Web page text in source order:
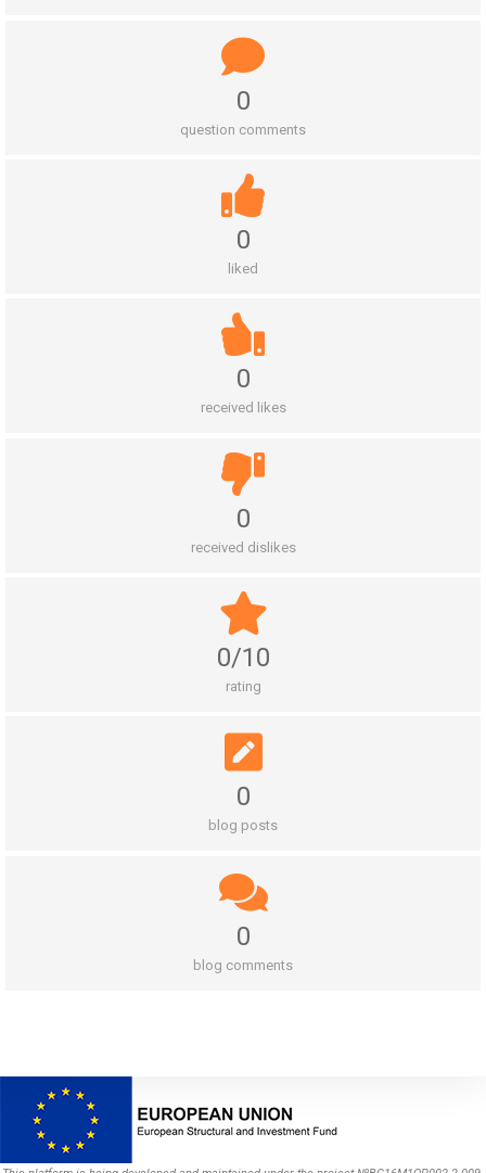
0
question comments
0
liked
0
received likes
0
received dislikes
0/10
rating
0
blog posts
0
blog comments